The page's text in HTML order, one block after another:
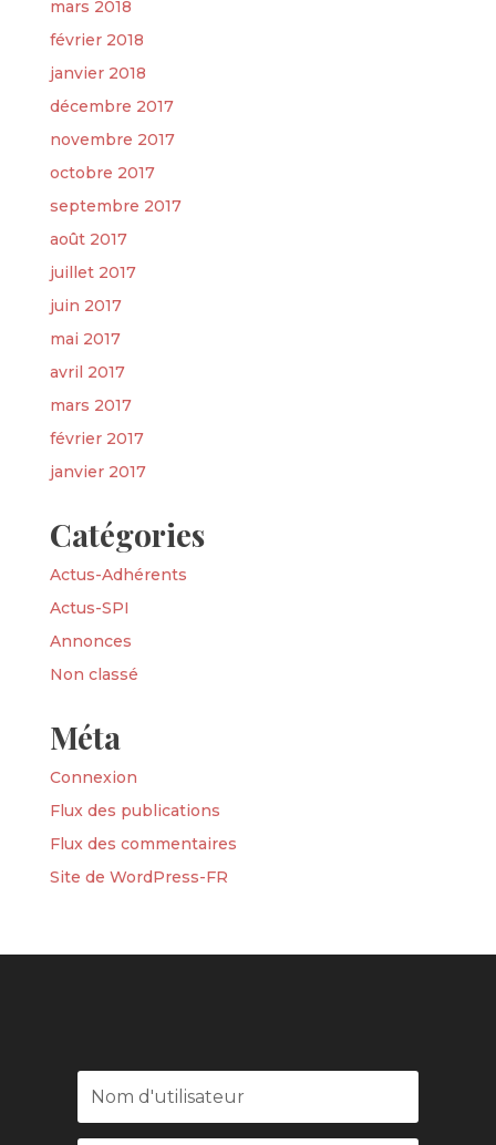
mars 2018
février 2018
janvier 2018
décembre 2017
novembre 2017
octobre 2017
septembre 2017
août 2017
juillet 2017
juin 2017
mai 2017
avril 2017
mars 2017
février 2017
janvier 2017
Catégories
Actus-Adhérents
Actus-SPI
Annonces
Non classé
Méta
Connexion
Flux des publications
Flux des commentaires
Site de WordPress-FR